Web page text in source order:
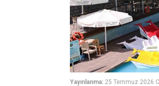
Yayınlanma: 25 Temmuz 2026